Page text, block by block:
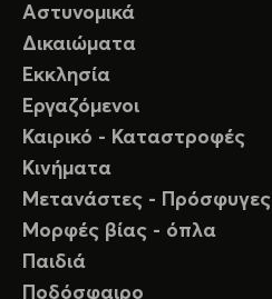
Αστυνομικά
Δικαιώματα
Εκκλησία
Εργαζόμενοι
Καιρικό - Καταστροφές
Κινήματα
Μετανάστες - Πρόσφυγες
Μορφές βίας - όπλα
Παιδιά
Ποδόσφαιρο